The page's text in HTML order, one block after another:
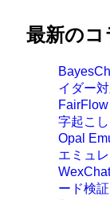
最新のコ
イダー
字起こ
Opal
エミュ
ード検